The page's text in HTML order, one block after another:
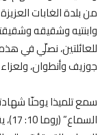
من بلدة الغابات
وابنتيه وشقيقه
للعائلتين، نصلّي في
جوزيف وأنطوان،
سمع تلميذا يوحنّا